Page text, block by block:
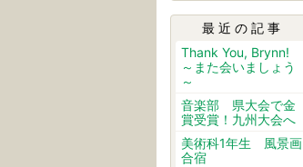
最近の記事
Thank You, Brynn!
～また会いましょう
～
音楽部 県大会で金
賞受賞！九州大会へ
美術科1年生 風景画
合宿